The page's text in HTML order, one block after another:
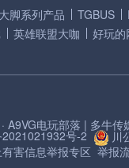
大脚系列产品 TGBUS
英雄联盟大咖 好玩的
A9VG电玩部落 | 多牛传
号-2
川
害信息举报专区 举报